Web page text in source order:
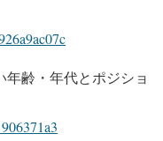
年齢・年代とポジショ